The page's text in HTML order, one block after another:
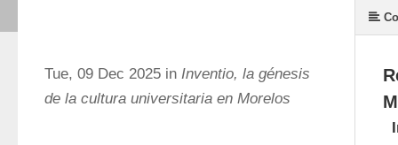
Tue, 09 Dec 2025 in Inventio, la génesis
de la cultura universitaria en Morelos